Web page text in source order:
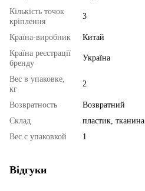
Кількість точок
кріплення
3
Країна-виробник
Китай
Країна реєстрації
бренду
Україна
Вес в упаковке,
кг
2
Возвратность
Возвратний
Склад
пластик, тканина
Вес с упаковкой
1
Відгуки